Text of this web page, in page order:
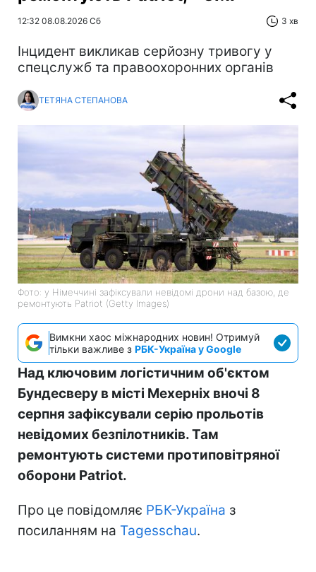
12:32 08.08.2026 Сб 3 хв
Інцидент викликав серйозну тривогу у
спецслужб та правоохоронних органів
ТЕТЯНА СТЕПАНОВА
Фото: у Німеччині зафіксували невідомі дрони над базою, де
ремонтують Patriot (Getty Images)
Вимкни хаос міжнародних новин! Отримуй
тільки важливе з РБК-Україна у Google
Над ключовим логістичним об'єктом
Бундесверу в місті Мехерніх вночі 8
серпня зафіксували серію прольотів
невідомих безпілотників. Там
ремонтують системи протиповітряної
оборони Patriot.
Про це повідомляє РБК-Україна з
посиланням на Tagesschau.